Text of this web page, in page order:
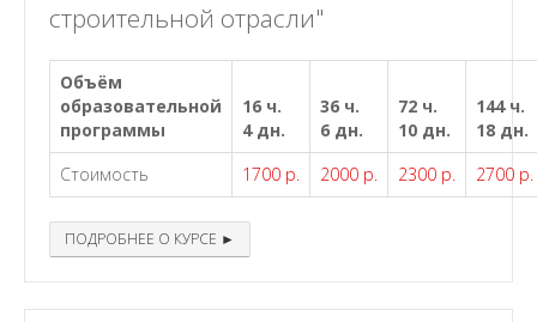
строительной отрасли"
Объём
образовательной
программы
16 ч.
4 дн.
36 ч.
6 дн.
72 ч.
10 дн.
144 ч.
18 дн.
Стоимость
1700 р. 2000 р. 2300 р. 2700 р.
ПОДРОБНЕЕ О КУРСЕ ►